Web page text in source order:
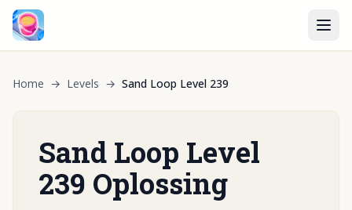
Home → Levels → Sand Loop Level 239
Sand Loop Level
239 Oplossing